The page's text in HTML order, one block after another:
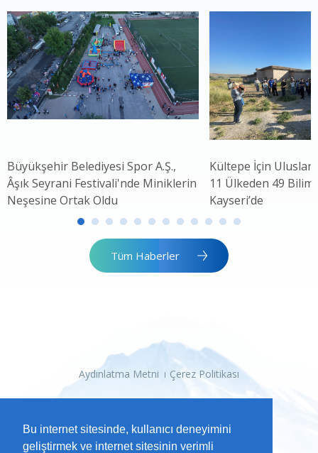
Bu internet sitesinde, kullanıcı deneyimini
geliştirmek ve internet sitesinin verimli
Büyükşehir Belediyesi Spor A.Ş.,
Âşık Seyrani Festivali'nde Miniklerin
Neşesine Ortak Oldu
Kültepe İçin
11 Ülkeden 49 Bilim
Kayseri’de
Tüm Haberler
Aydınlatma Metni Çerez Politikası